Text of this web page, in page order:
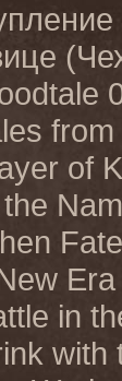
of
in
with